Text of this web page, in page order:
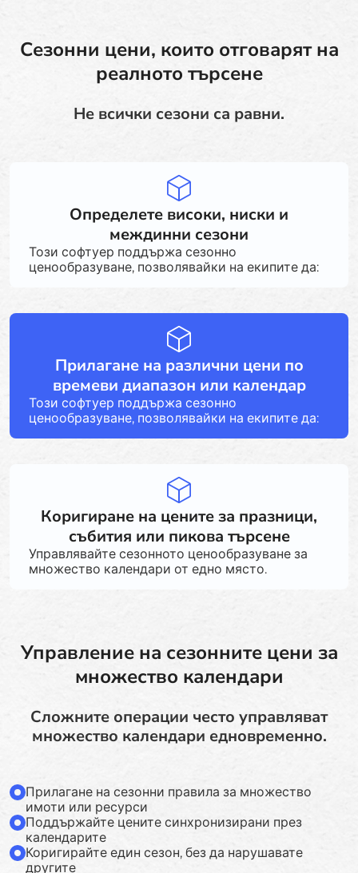
Сезонни цени, които отговарят на
реалното търсене
Не всички сезони са равни.
Определете високи, ниски и
междинни сезони
Този софтуер поддържа сезонно
ценообразуване, позволявайки на екипите да:
Прилагане на различни цени по
времеви диапазон или календар
Този софтуер поддържа сезонно
ценообразуване, позволявайки на екипите да:
Коригиране на цените за празници,
събития или пикова търсене
Управлявайте сезонното ценообразуване за
множество календари от едно място.
Управление на сезонните цени за
множество календари
Сложните операции често управляват
множество календари едновременно.
Прилагане на сезонни правила за множество
имоти или ресурси
Поддържайте цените синхронизирани през
календарите
Коригирайте един сезон, без да нарушавате
другите